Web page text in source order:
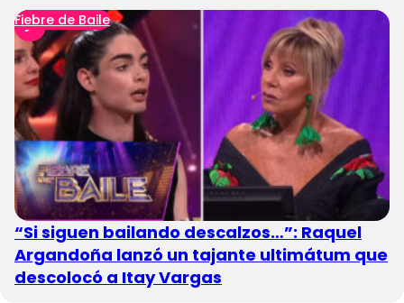
Fiebre de Baile
“Si siguen bailando descalzos…”: Raquel
Argandoña lanzó un tajante ultimátum que
descolocó a Itay Vargas